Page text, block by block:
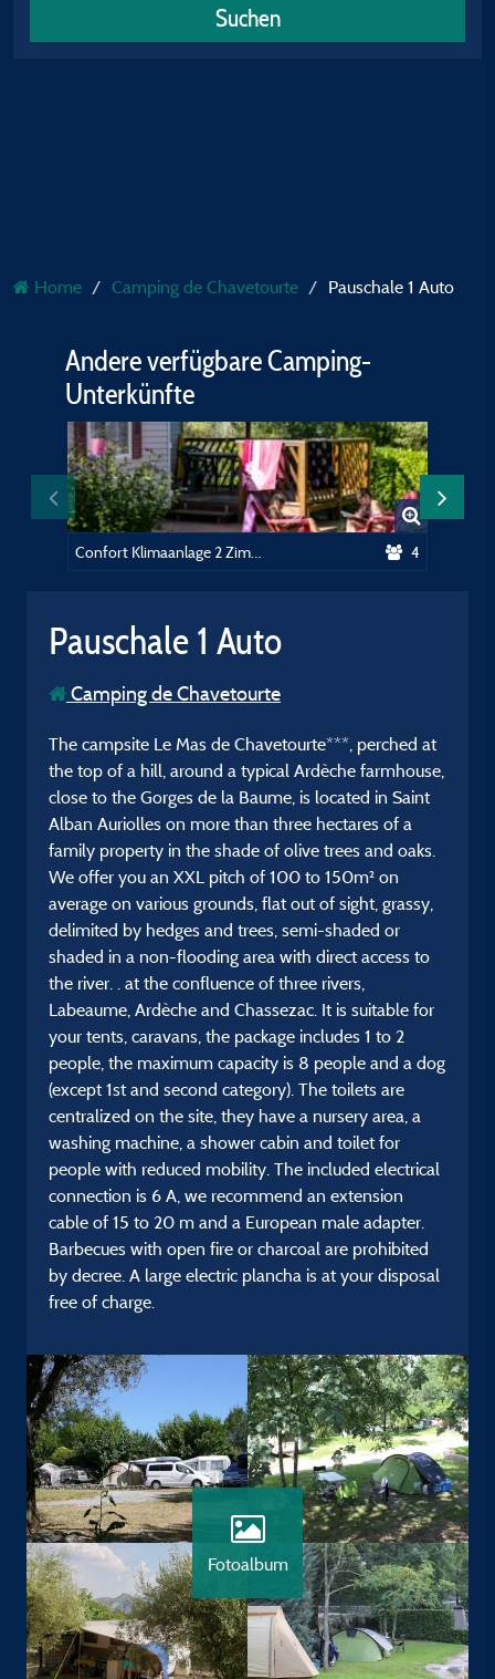
Suchen
Home Camping de Chavetourte Pauschale 1 Auto
Andere verfügbare Camping-
Unterkünfte
4
Pauschale 1 Auto
Camping de Chavetourte
The campsite Le Mas de Chavetourte***, perched at
the top of a hill, around a typical Ardèche farmhouse,
close to the Gorges de la Baume, is located in Saint
Alban Auriolles on more than three hectares of a
family property in the shade of olive trees and oaks.
We offer you an XXL pitch of 100 to 150m² on
average on various grounds, flat out of sight, grassy, ​​
delimited by hedges and trees, semi-shaded or
shaded in a non-flooding area with direct access to
the river. . at the confluence of three rivers,
Labeaume, Ardèche and Chassezac. It is suitable for
your tents, caravans, the package includes 1 to 2
people, the maximum capacity is 8 people and a dog
(except 1st and second category). The toilets are
centralized on the site, they have a nursery area, a
washing machine, a shower cabin and toilet for
people with reduced mobility. The included electrical
connection is 6 A, we recommend an extension
cable of 15 to 20 m and a European male adapter.
Barbecues with open fire or charcoal are prohibited
by decree. A large electric plancha is at your disposal
free of charge.
Fotoalbum